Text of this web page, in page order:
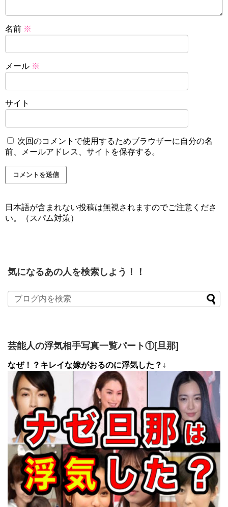
名前 ※
メール ※
サイト
次回のコメントで使用するためブラウザーに自分の名
前、メールアドレス、サイトを保存する。
日本語が含まれない投稿は無視されますのでご注意くださ
い。（スパム対策）
気になるあの人を検索しよう！！
芸能人の浮気相手写真一覧パート①[旦那]
なぜ！？キレイな嫁がおるのに浮気した？↓